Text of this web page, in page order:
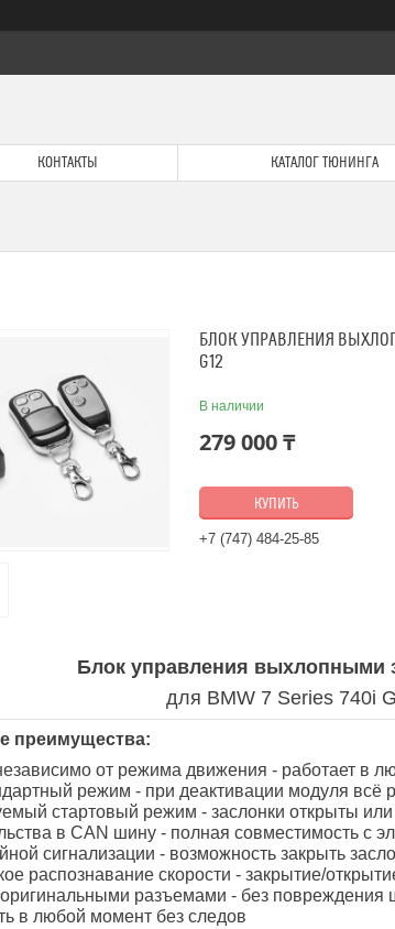
КОНТАКТЫ КАТАЛОГ ТЮНИНГА
БЛОК УПРАВЛЕНИЯ
G12
В наличии
279 000 ₸
КУПИТЬ
+7 (747) 484-25-85
Блок управления выхлопными
для BMW 7 Series 740i
преимущества:
от режима движения - работает в
режим - при деактивации модуля всё
стартовый режим - заслонки открыты или
в CAN шину - полная совместимость с
сигнализации - возможность закрыть
распознавание скорости - закрытие/
разъемами - без повреждения
в любой момент без следов